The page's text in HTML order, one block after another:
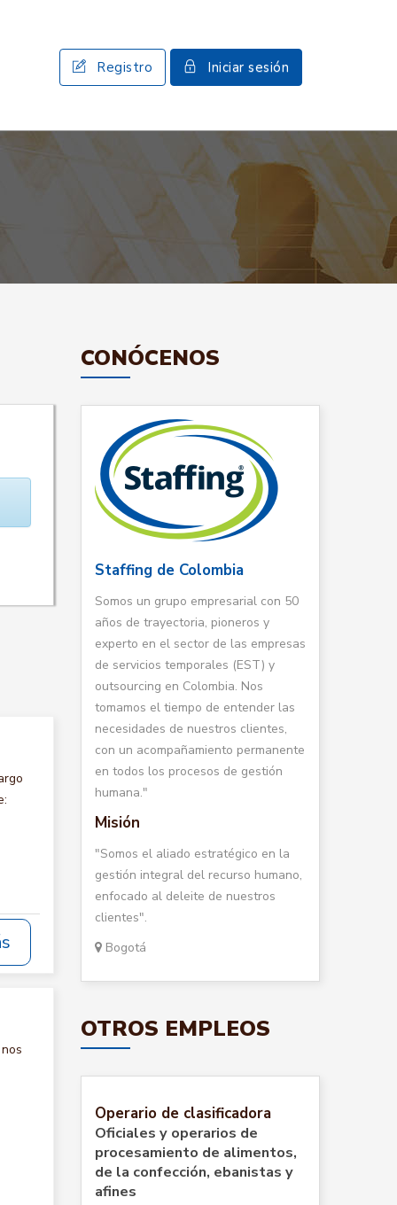
Registro Iniciar sesión
CONÓCENOS
Staffing de Colombia
Somos un grupo empresarial con 50
años de trayectoria, pioneros y
experto en el sector de las empresas
de servicios temporales (EST) y
outsourcing en Colombia. Nos
tomamos el tiempo de entender las
necesidades de nuestros clientes,
con un acompañamiento permanente
en todos los procesos de gestión
humana."
Misión
"Somos el aliado estratégico en la
gestión integral del recurso humano,
enfocado al deleite de nuestros
clientes".
Bogotá
OTROS EMPLEOS
Operario de clasificadora
Oficiales y operarios de
procesamiento de alimentos,
de la confección, ebanistas y
afines